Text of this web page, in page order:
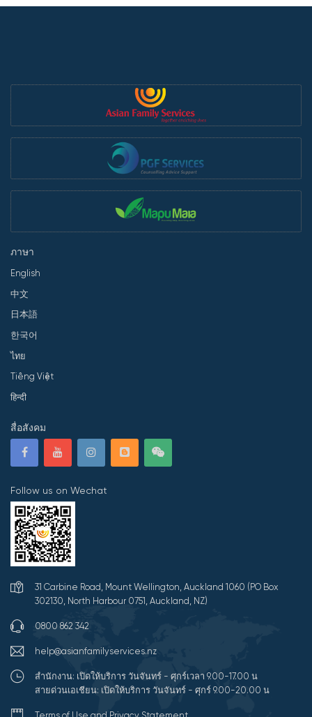
ภาษา
English
中文
日本語
한국어
ไทย
Tiếng Việt
हिन्दी
สื่อสังคม
Follow us on Wechat
31 Carbine Road, Mount Wellington, Auckland 1060 (PO Box
302130, North Harbour 0751, Auckland, NZ)
0800 862 342
help@asianfamilyservices.nz
สำนักงาน: เปิดให้บริการ วันจันทร์ - ศุกร์เวลา 9.00-17.00 น
สายด่วนเอเชียน: เปิดให้บริการ วันจันทร์ - ศุกร์ 9.00-20.00 น